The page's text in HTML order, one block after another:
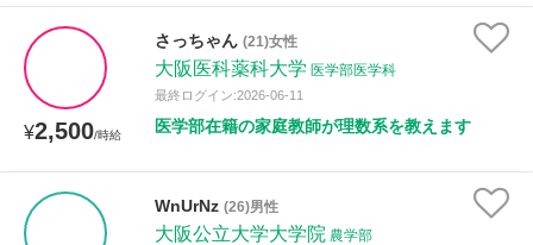
¥2,500/時給
さっちゃん (21)女性
大阪医科薬科大学 医学部医学科
最終ログイン:2026-06-11
医学部在籍の家庭教師が理数系を教えます
WnUrNz (26)男性
大阪公立大学大学院 農学部
距離：15km以内